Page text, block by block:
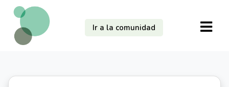
Ir a la comunidad